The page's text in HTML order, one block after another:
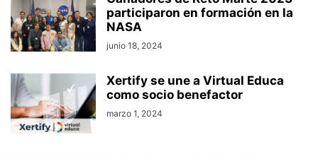
participaron en formación en la
NASA
junio 18, 2024
Xertify se une a Virtual Educa
como socio benefactor
marzo 1, 2024